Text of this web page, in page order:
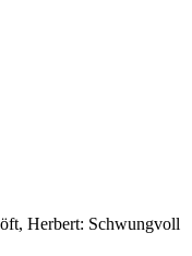
Herbert: Schwungvoll